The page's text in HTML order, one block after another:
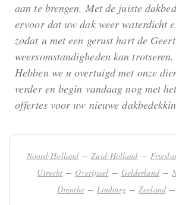
aan te brengen. Met de juiste
ervoor dat uw dak weer waterdicht
zodat u met een gerust hart de
weersomstandigheden kan trotseren.
Hebben we u overtuigd met onze
verder en begin vandaag nog met
offertes voor uw nieuwe
Noord-Holland–Zuid-Holland–
Utrecht – Overijssel – Gelderland–
Drenthe–Limburg–Zeeland